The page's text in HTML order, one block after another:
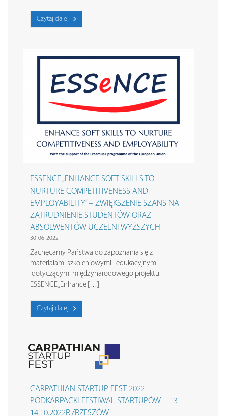
Czytaj dalej
ESSENCE „ENHANCE SOFT SKILLS TO
NURTURE COMPETITIVENESS AND
EMPLOYABILITY” – ZWIĘKSZENIE SZANS NA
ZATRUDNIENIE STUDENTÓW ORAZ
ABSOLWENTÓW UCZELNI WYŻSZYCH
30-06-2022
Zachęcamy Państwa do zapoznania się z
materiałami szkoleniowymi i edukacyjnymi
dotyczącymi międzynarodowego projektu
ESSENCE „Enhance […]
Czytaj dalej
CARPATHIAN STARTUP FEST 2022 –
PODKARPACKI FESTIWAL STARTUPÓW – 13 –
14.10.2022R./RZESZÓW